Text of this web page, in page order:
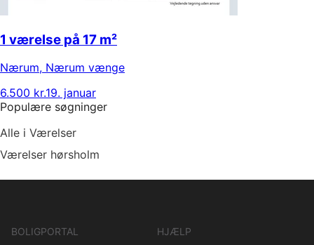
1 værelse på 17 m²
Nærum, Nærum vænge
6.500 kr.19. januar
Populære søgninger
Alle i Værelser
Værelser hørsholm
BOLIGPORTAL
HJÆLP